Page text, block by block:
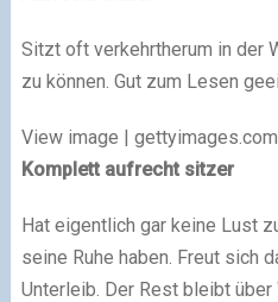
Sitzt oft verkehrtherum in der
zu können. Gut zum Lesen
View image | gettyimages.com
Komplett aufrecht sitzer
Hat eigentlich gar keine Lust
seine Ruhe haben. Freut sich
Unterleib. Der Rest bleibt über